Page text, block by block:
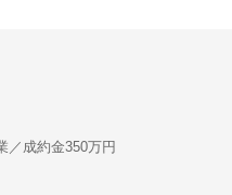
／成約金350万円